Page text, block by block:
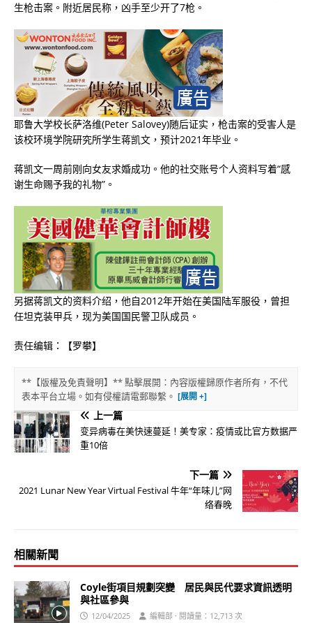
生枪击案。附近居民称，凶手至少开了7枪。
耶鲁大学校长萨洛维(Peter Salovey)随后证实，枪击案的受害人是
该校环境学院研究所学生蒋凯文，预计2021年毕业。
蒋凯文一周前刚向女友求婚成功。他的社交账号个人资料写着“感
谢生命赐予我的礼物”。
另据蒋凯文的资料介绍，他自2012年开始在美国陆军服役，曾担
任坦克装甲兵，现为美国国民警卫队成员。
责任编辑：【罗攀】
**【版權及免責聲明】** 點擊展開：內容版權歸原作者所有，不代
表本平台立場。如有侵權請電郵聯繫。
上一篇
变异病毒在美快速蔓延！美专家：疫情或比官方数据严
重10倍
下一篇
2021 Lunar New Year Virtual Festival 牛年“年味儿”网
络春晚
相關新聞
Coyle街項目規劃突變 居民與民代要求資訊透明
與社區參與
12/04/2025 編輯部 · 閱讀量：12,713 次